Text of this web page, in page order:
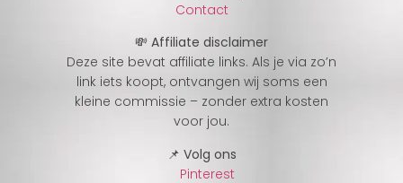
Contact
💸 Affiliate disclaimer
Deze site bevat affiliate links. Als je via zo’n
link iets koopt, ontvangen wij soms een
kleine commissie – zonder extra kosten
voor jou.
📌 Volg ons
Pinterest